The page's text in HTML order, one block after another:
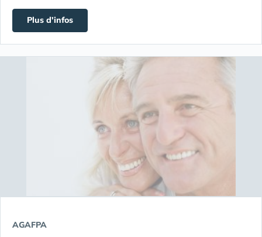
Plus d'infos
AGAFPA